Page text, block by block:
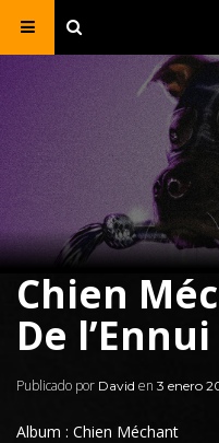
Chien
De l’Ennui
Publicado por David en 3 enero
Album : Chien Méchant